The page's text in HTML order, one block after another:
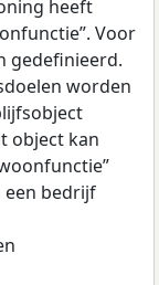
heeft
Voor
gedefinieerd.
worden
object kan
een bedrijf